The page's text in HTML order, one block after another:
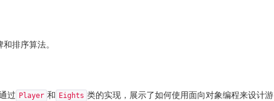
排序算法。
过 Player 和 Eights 类的实现，展示了如何使用面向对象编程来设计游